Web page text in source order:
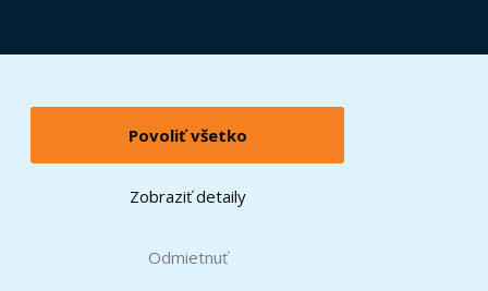
Povoliť všetko
Zobraziť detaily
Odmietnuť